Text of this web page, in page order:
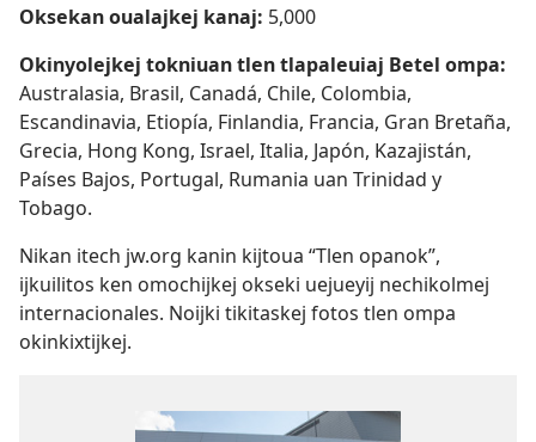
Oksekan oualajkej kanaj: 5,000
Okinyolejkej tokniuan tlen tlapaleuiaj Betel ompa:
Australasia, Brasil, Canadá, Chile, Colombia,
Escandinavia, Etiopía, Finlandia, Francia, Gran Bretaña,
Grecia, Hong Kong, Israel, Italia, Japón, Kazajistán,
Países Bajos, Portugal, Rumania uan Trinidad y
Tobago.
Nikan itech jw.org kanin kijtoua “Tlen opanok”,
ijkuilitos ken omochijkej okseki uejueyij nechikolmej
internacionales. Noijki tikitaskej fotos tlen ompa
okinkixtijkej.